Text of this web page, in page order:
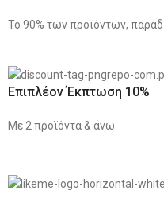
Το 90% των προϊόντων,
Επιπλέον Έκπτωση 10%
Με 2 προϊόντα & άνω